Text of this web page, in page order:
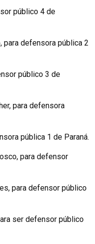
público 4 de
para defensora pública 2
público 3 de
para defensora
pública 1 de Paraná.
para defensor
para defensor público
ser defensor público